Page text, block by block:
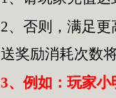
2、否则，满足
送奖励消耗次数
3、例如：玩家